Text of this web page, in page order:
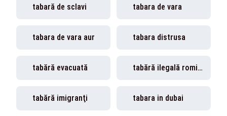
tabară de sclavi tabara de vara
tabara de vara aur tabara distrusa
tabără evacuată tabără ilegală romi belgia
tabără imigranţi tabara in dubai